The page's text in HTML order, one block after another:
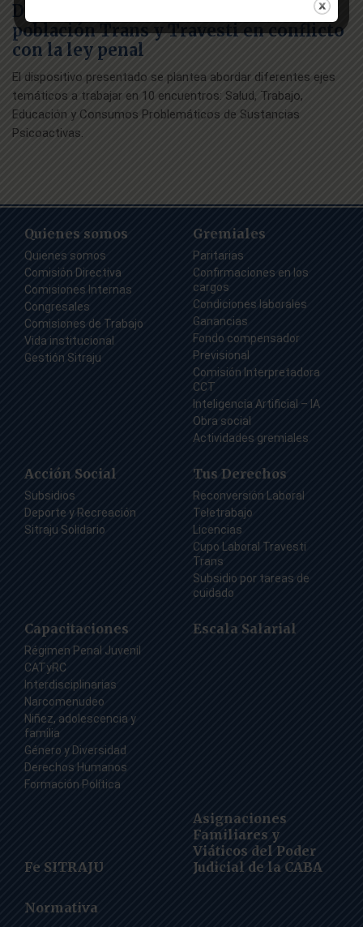
Dispositivo de Abordaje para la
población Trans y Travesti en conflicto
con la ley penal
El dispositivo presentado se plantea abordar diferentes ejes
temáticos a trabajar en 10 encuentros: Salud, Trabajo,
Educación y Consumos Problemáticos de Sustancias
Psicoactivas.
Quienes somos
Quienes somos
Comisión Directiva
Comisiones Internas
Congresales
Comisiones de Trabajo
Vida institucional
Gestión Sitraju
Gremiales
Paritarias
Confirmaciones en los
cargos
Condiciones laborales
Ganancias
Fondo compensador
Previsional
Comisión Interpretadora
CCT
Inteligencia Artificial – IA
Obra social
Actividades gremiales
Acción Social
Subsidios
Deporte y Recreación
Sitraju Solidario
Tus Derechos
Reconversión Laboral
Teletrabajo
Licencias
Cupo Laboral Travesti
Trans
Subsidio por tareas de
cuidado
Capacitaciones
Régimen Penal Juvenil
CATyRC
Interdisciplinarias
Narcomenudeo
Niñez, adolescencia y
familia
Género y Diversidad
Derechos Humanos
Formación Política
Escala Salarial
Fe SITRAJU
Asignaciones
Familiares y
Viáticos del Poder
Judicial de la CABA
Normativa